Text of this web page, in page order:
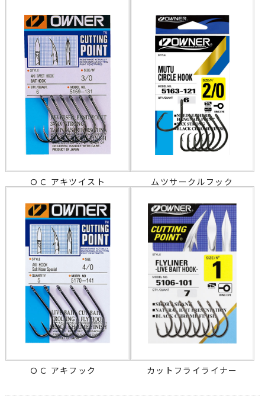
ＯＣ アキツイスト ムツサークルフック
ＯＣ アキフック カットフライライナー